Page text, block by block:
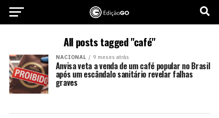
All posts tagged "café"
NACIONAL 9 meses atrás
Anvisa veta a venda de um café popular no Brasil
após um escândalo sanitário revelar falhas
graves